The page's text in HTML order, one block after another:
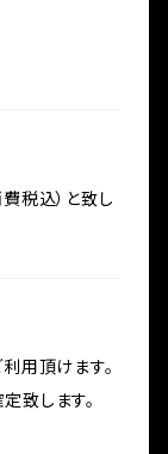
税込）と致し
用頂けます。
致します。